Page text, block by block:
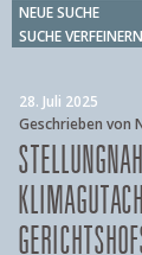
NEUE SUCHE
SUCHE VERFEINERN
28. Juli 2025
Geschrieben von